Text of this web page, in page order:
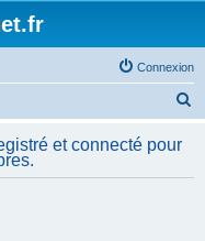
Connexion
h
et connecté pour